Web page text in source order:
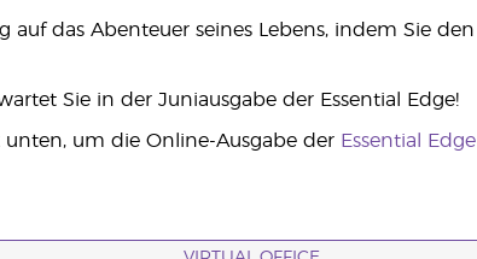
auf das Abenteuer seines Lebens, indem Sie
Sie in der Juniausgabe der Essential Edge!
unten, um die Online-Ausgabe der Essential Edge